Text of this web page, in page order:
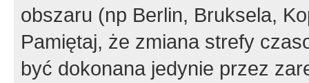
obszaru (np Berlin, Bruksela,
Pamiętaj, że zmiana strefy
być dokonana jedynie przez